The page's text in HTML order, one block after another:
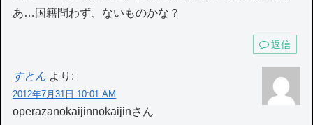
あ…国籍問わず、ないものかな？
返信
すとん より:
2012年7月31日 10:01 AM
operazanokaijinnokaijinさん